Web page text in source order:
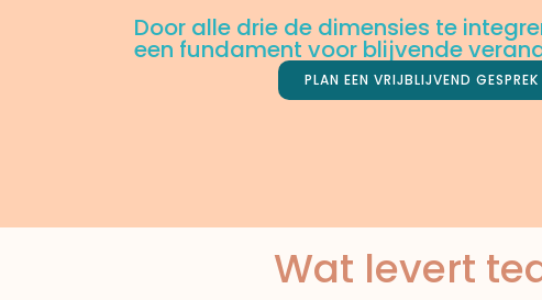
Door alle drie de dimensies te
een fundament voor blijvende
PLAN EEN VRIJBLIJVEND GESPREK
Wat levert